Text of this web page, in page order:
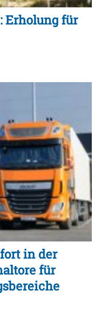
Erholung für
in der
für